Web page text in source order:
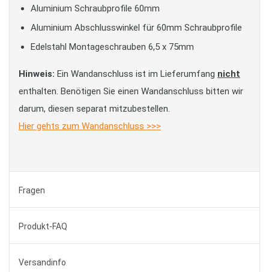
Aluminium Schraubprofile 60mm
Aluminium Abschlusswinkel für 60mm Schraubprofile
Edelstahl Montageschrauben 6,5 x 75mm
Hinweis: Ein Wandanschluss ist im Lieferumfang nicht
enthalten. Benötigen Sie einen Wandanschluss bitten wir
darum, diesen separat mitzubestellen.
Hier gehts zum Wandanschluss >>>
Fragen
Produkt-FAQ
Versandinfo